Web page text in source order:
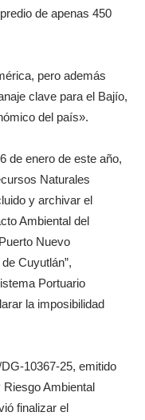
de apenas 450
pero además
clave para el Bajío,
del país».
de enero de este año,
Naturales
y archivar el
Ambiental del
Nuevo
Cuyutlán”,
Portuario
la imposibilidad
10367-25, emitido
Ambiental
finalizar el